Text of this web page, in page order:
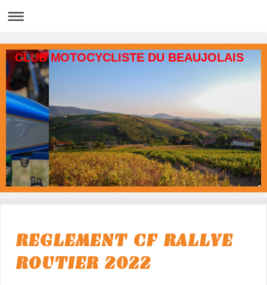
CLUB MOTOCYCLISTE DU BEAUJOLAIS
REGLEMENT CF RALLYE
ROUTIER 2022